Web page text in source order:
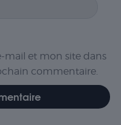
mail et mon site dans
commentaire.